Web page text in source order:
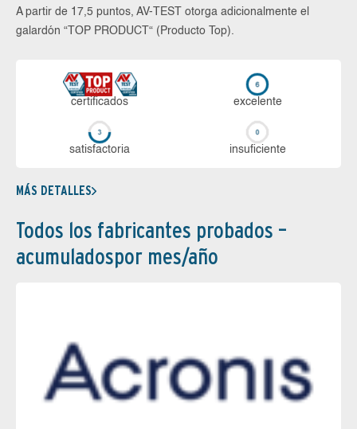
A partir de 17,5 puntos, AV-TEST otorga adicionalmente el
galardón “TOP PRODUCT“ (Producto Top).
certi­ficados ex­ce­len­te
sa­tis­fac­to­ria in­su­fi­cien­te
MÁS DETALLES
Todos los fabricantes probados –
acumuladospor mes/año